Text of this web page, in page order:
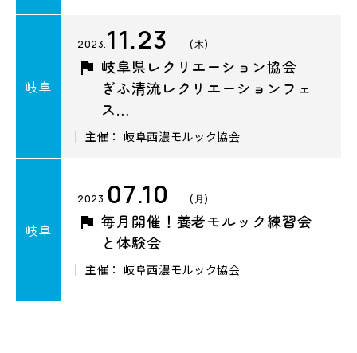
岐阜
2023. 11.23 (木)
岐阜県レクリエーション協会
ぎふ清流レクリエーションフェ
ス…
主催： 岐阜西濃モルック協会
岐阜
2023. 07.10 (月)
毎月開催！養老モルック練習会
と体験会
主催： 岐阜西濃モルック協会